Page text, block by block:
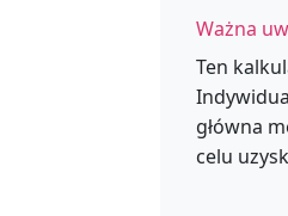
Ważna
Ten
główna
celu